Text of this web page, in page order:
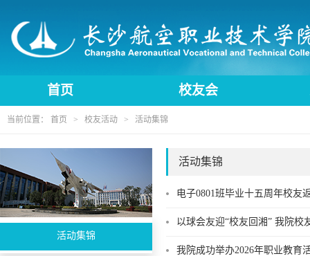
首页 校友会
当前位置： 首页 > 校友活动 > 活动集锦
活动集锦
活动集锦
电子0801班毕业十五周年校友
以球会友迎“校友回湘” 我院
我院成功举办2026年职业教育